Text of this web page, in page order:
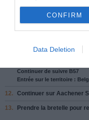
CONFIRM
Data Deletion
Prendre
Boxgraben/B1 B264
Prendreà droitesur
Continuer sur
Continuer de suivre B57
Entrée sur le territoire :
12. Continuer sur Aachener
13. Prendre la bretelle pour